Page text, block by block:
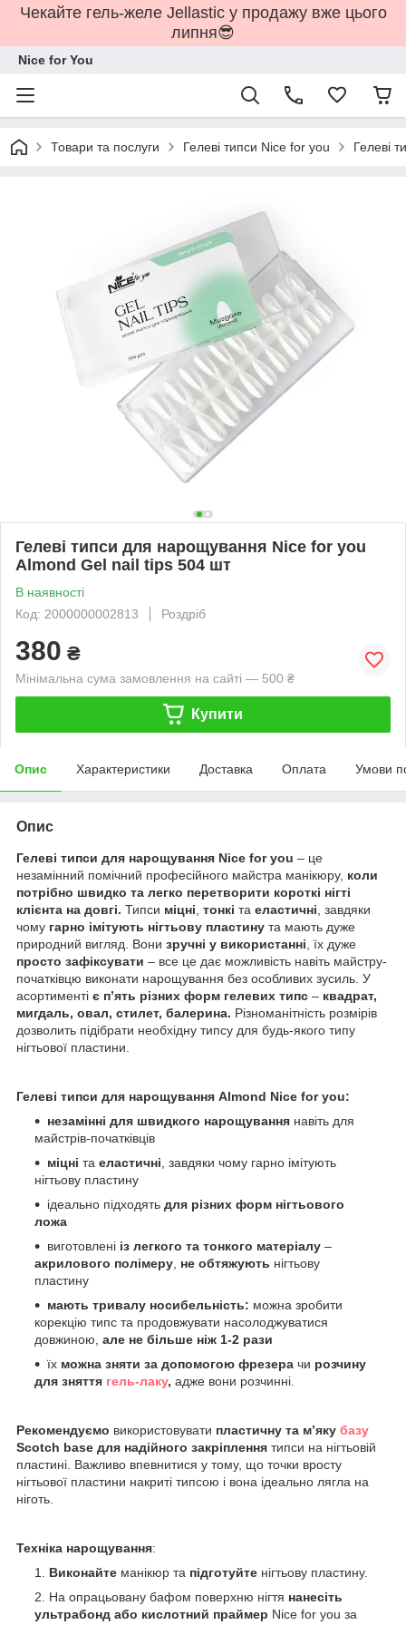
Чекайте гель-желе Jellastic у продажу вже цього
липня😎
Nice for You
Товари та послуги Гелеві типси Nice for you Гелеві
Гелеві типси для нарощування Nice for you
Almond Gel nail tips 504 шт
В наявності
Код: 2000000002813
Роздріб
380 ₴
Мінімальна сума замовлення на сайті — 500 ₴
Купити
Опис Характеристики Доставка Оплата Умови
Опис
Гелеві типси для нарощування Nice for you – це
незамінний помічний професійного майстра манікюру, коли
потрібно швидко та легко перетворити короткі нігті
клієнта на довгі. Типси міцні тонкі та еластичні , завдяки
чому гарно імітують нігтьову пластину та мають дуже
природний вигляд. Вони зручні у використанні , їх дуже
просто зафіксувати – все це дає можливість навіть майстру-
початківцю виконати нарощування без особливих зусиль. У
асортименті є п’ять різних форм гелевих типс – квадрат,
мигдаль, овал, стилет, балерина. Різноманітність розмірів
дозволить підібрати необхідну типсу для будь-якого типу
нігтьової пластини.
Гелеві типси для нарощування Almond Nice for you:
незамінні для швидкого нарощування навіть для
майстрів-початківців
міцні та еластичні , завдяки чому гарно імітують
нігтьову пластину
ідеально підходять для різних форм нігтьового
ложа
виготовлені із легкого та тонкого матеріалу –
акрилового полімеру не обтяжують нігтьову
пластину
мають тривалу носибельність: можна зробити
корекцію типс та продовжувати насолоджуватися
довжиною, але не більше ніж 1-2 рази
їх можна зняти за допомогою фрезера чи розчину
для зняття гель-лаку, адже вони розчинні.
Рекомендуємо використовувати пластичну та м’яку базу
Scotch base для надійного закріплення типси на нігтьовій
пластині. Важливо впевнитися у тому, що точки вросту
нігтьової пластини накриті типсою і вона ідеально лягла на
ніготь.
Техніка нарощування:
Виконайте манікюр та підготуйте нігтьову пластину.
На опрацьовану бафом поверхню нігтя нанесіть
ультрабонд або кислотний праймер Nice for you за